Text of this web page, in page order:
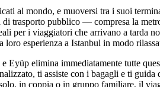
al mondo, e muoversi tra i suoi
trasporto pubblico — compresa la
per i viaggiatori che arrivano a tarda
esperienza a Istanbul in modo
Eyüp elimina immediatamente tutte
ti assiste con i bagagli e ti guida
in coppia o in gruppo familiare, il